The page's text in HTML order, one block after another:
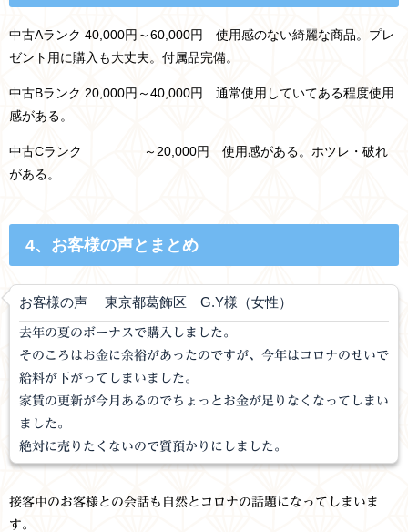
中古Aランク 40,000円～60,000円 使用感のない綺麗な商品。プレ
ゼント用に購入も大丈夫。付属品完備。
中古Bランク 20,000円～40,000円 通常使用していてある程度使用
感がある。
中古Cランク ～20,000円 使用感がある。ホツレ・破れ
がある。
4、お客様の声とまとめ
お客様の声 東京都葛飾区 G.Y様（女性）
去年の夏のボーナスで購入しました。
そのころはお金に余裕があったのですが、今年はコロナのせいで
給料が下がってしまいました。
家賃の更新が今月あるのでちょっとお金が足りなくなってしまい
ました。
絶対に売りたくないので質預かりにしました。
接客中のお客様との会話も自然とコロナの話題になってしまいま
す。